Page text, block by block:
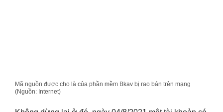
Mã nguồn được cho là của phần mềm Bkav bị rao bán trên mạng
(Nguồn: Internet)